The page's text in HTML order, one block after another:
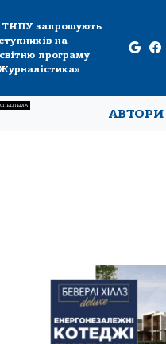
ТНПУ запрошують
на
програму
СПЕЦТЕМА
АВТОРИ